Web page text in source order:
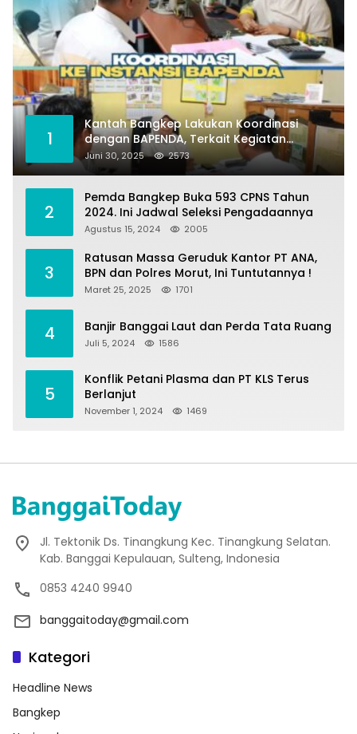
1
Kantah Bangkep Lakukan Koordinasi
dengan BAPENDA, Terkait Kegiatan
Fasilitasi Penilaian Tanah dan Ekonomi
Pertanahan
Juni 30, 2025 2573
2
Pemda Bangkep Buka 593 CPNS Tahun
2024. Ini Jadwal Seleksi Pengadaannya
Agustus 15, 2024 2005
3
Ratusan Massa Geruduk Kantor PT ANA,
BPN dan Polres Morut, Ini Tuntutannya !
Maret 25, 2025 1701
4 Banjir Banggai Laut dan Perda Tata Ruang
Juli 5, 2024 1586
5
Konflik Petani Plasma dan PT KLS Terus
Berlanjut
November 1, 2024 1469
Jl. Tektonik Ds. Tinangkung Kec. Tinangkung Selatan.
Kab. Banggai Kepulauan, Sulteng, Indonesia
0853 4240 9940
banggaitoday@gmail.com
Kategori
Headline News
Bangkep